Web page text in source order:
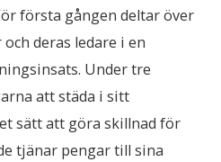
första gången deltar över
deras ledare i en
Under tre
att städa i sitt
sätt att göra skillnad för
tjänar pengar till sina